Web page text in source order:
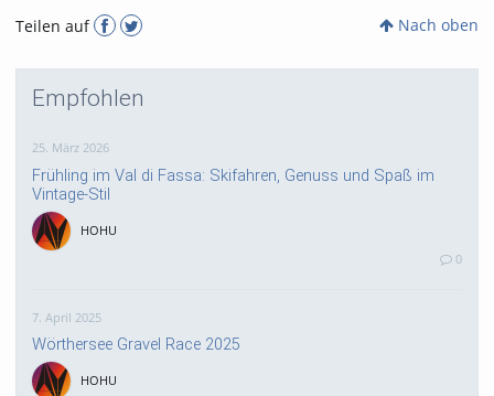
Teilen auf
Nach oben
Empfohlen
25. März 2026
Frühling im Val di Fassa: Skifahren, Genuss und Spaß im
Vintage-Stil
HOHU
0
7. April 2025
Wörthersee Gravel Race 2025
HOHU